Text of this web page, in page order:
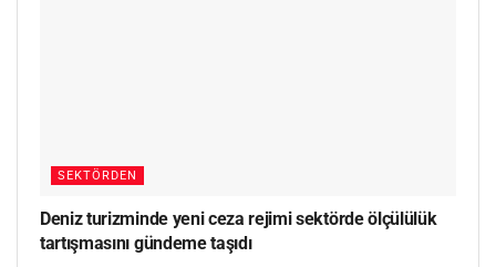
SEKTÖRDEN
Deniz turizminde yeni ceza rejimi sektörde ölçülülük
tartışmasını gündeme taşıdı